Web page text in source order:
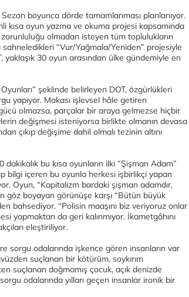
boyunca dörde tamamlanması planlanıyor.
kısa oyun yazma ve okuma projesi kapsamında
olmadan isteyen tüm toplulukların
“Vur/Yağmala/Yeniden” projesiyle
30 oyun arasından ülke gündemiyle en
şeklinde belirleyen DOT, özgürlükleri
yapıyor. Makası işlevsel hâle getiren
olmazsa, parçalar bir araya gelmezse hiçbir
değişmesi isteniyorsa birlikte olmanın devasa
çıkıp değişime dahil olmalı tezinin altını
bu kısa oyunların ilki “Şişman Adam”
bilgi içeren bu oyunla herkesi işbirlikçi yapan
Oyun, “Kapitalizm bardaki şişman adamdır,
göz boyayan görünüşe karşı “Bütün büyük
bahsediyor. “Polisin maaşını biz veriyoruz onlar
yapmaktan da geri kalınmıyor. İkametgâhını
eleştiriliyor.
sorgu odalarında işkence gören insanların var
suçlanan bir kötürüm, soykırım
suçlanan doğmamış çocuk, açık denizde
odalarında yılları geçen insanlar ironik bir